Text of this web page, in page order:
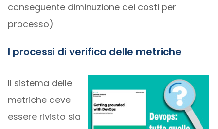
conseguente diminuzione dei costi per
processo)
I processi di verifica delle metriche
Il sistema delle
metriche deve
essere rivisto sia